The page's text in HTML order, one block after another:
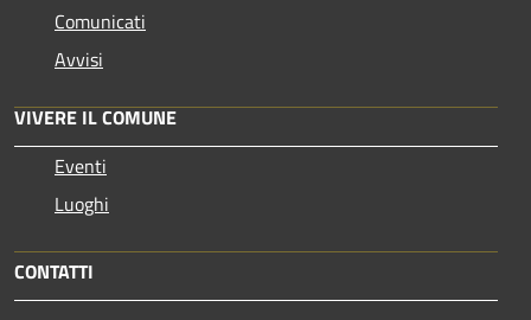
Comunicati
Avvisi
VIVERE IL COMUNE
Eventi
Luoghi
CONTATTI